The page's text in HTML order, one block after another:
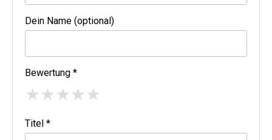
Dein Name (optional)
Bewertung *
★★★★★
Titel *